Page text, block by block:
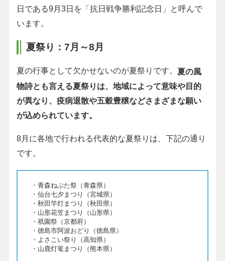
日である9月3日を「抗日戦争勝利記念日」と呼んで
います。
夏祭り：7月～8月
夏の行事として欠かせないのが夏祭りです。 夏の風
物詩とも言える夏祭りは、地域によって意味や目的
が異なり、疫病退散や五穀豊穣などさまざまな願い
が込められています。
8月に各地で行われる代表的な夏祭りは、下記の通り
です。
・青森ねぶた祭（青森県）
・仙台七夕まつり（宮城県）
・秋田竿灯まつり（秋田県）
・山形花笠まつり（山形県）
・祇園祭（京都府）
・徳島市阿波おどり（徳島県）
・よさこい祭り（高知県）
・山鹿灯篭まつり（熊本県）